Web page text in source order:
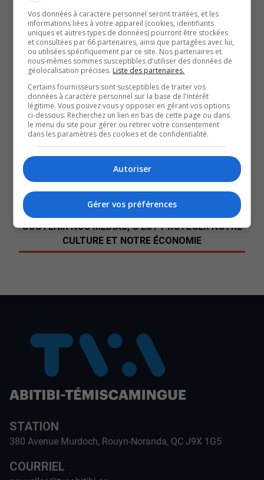
et une série de spectacles à travers la province.
Les festivaliers pourront donc découvrir ou redécouvrir
leur musique, ce soir, dès 21 heures, dans la zone
extérieure Agnico Eagle, du Festival des guitares du
monde.
Et c’est un spectacle complètement gratuit!
Sarah-Maude Garceau s’est entretenue avec les
membres du groupe.
QUESTION DU JOUR
Commentaires
SOUTENIR NOS MÉDIAS, C’EST PROTÉGER NOTRE
CULTURE ET NOTRE ÉCONOMIE
STATION
380 Avenue Murdoch, Rouyn-Noranda, QC J9X 1G5
COURRIEL
Vos données à caractère personnel seront traitées, et les
informations liées à votre appareil (cookies, identifiants
uniques et autres types de données) pourront être stockées
et consultées par 66 partenaires, ainsi que partagées avec lui,
ou utilisées spécifiquement par ce site. Nos partenaires et
nous-mêmes sommes susceptibles d'utiliser des données de
géolocalisation précises. Liste des partenaires.
Certains fournisseurs sont susceptibles de traiter vos
données à caractère personnel sur la base de l'intérêt
légitime. Vous pouvez vous y opposer en gérant vos options
ci-dessous. Recherchez un lien en bas de cette page ou dans
le menu du site pour gérer ou retirer votre consentement
dans les paramètres des cookies et de confidentialité.
Autoriser
Gérer vos préférences